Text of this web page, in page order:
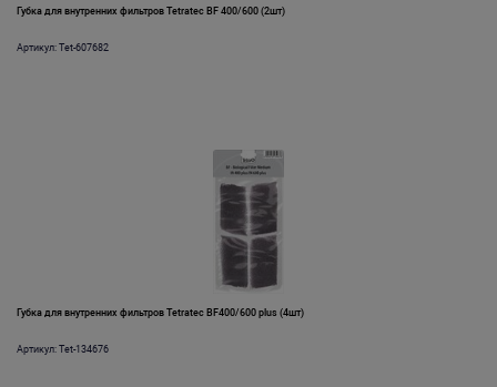
Губка для внутренних фильтров Tetratec BF 400/600 (2шт)
Артикул: Tet-607682
Губка для внутренних фильтров Tetratec BF400/600 plus (4шт)
Артикул: Tet-134676